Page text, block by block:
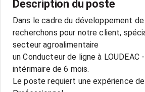
Description du poste
Dans le cadre du développement
recherchons pour notre client,
secteur agroalimentaire
un Conducteur de ligne à
intérimaire de 6 mois.
Le poste requiert une expérience